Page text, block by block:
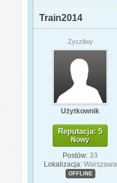
Train2014
Życzliwy
Użytkownik
Reputacja: 5
Nowy
Postów: 33
Lokalizacja: Warszawa
OFFLINE